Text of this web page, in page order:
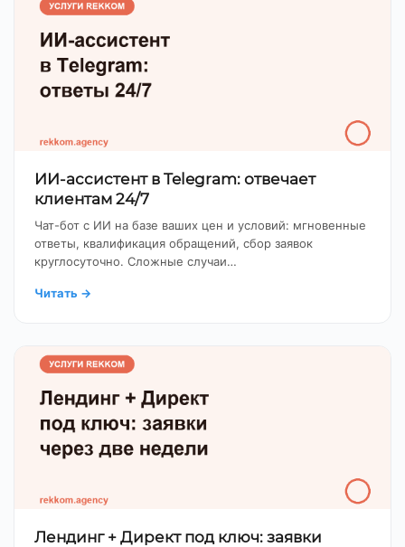
ИИ-ассистент в Telegram: отвечает
клиентам 24/7
Чат-бот с ИИ на базе ваших цен и условий: мгновенные
ответы, квалификация обращений, сбор заявок
круглосуточно. Сложные случаи…
Читать →
Лендинг + Директ под ключ: заявки